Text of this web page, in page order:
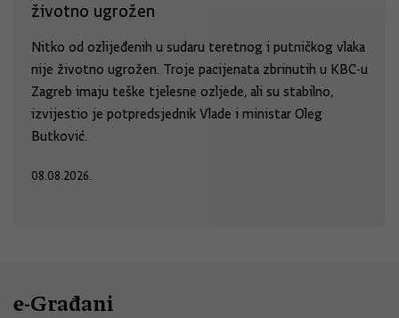
životno ugrožen
Nitko od ozlijeđenih u sudaru teretnog i putničkog vlaka
nije životno ugrožen. Troje pacijenata zbrinutih u KBC-u
Zagreb imaju teške tjelesne ozljede, ali su stabilno,
izvijestio je potpredsjednik Vlade i ministar Oleg
Butković.
08.08.2026.
e-Građani